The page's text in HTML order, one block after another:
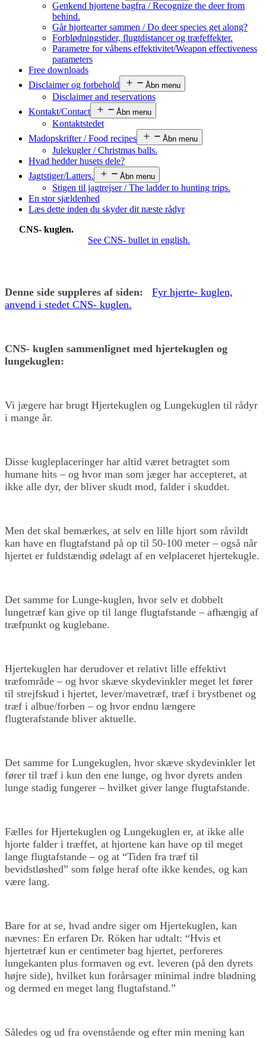
Genkend hjortene bagfra / Recognize the deer from
behind.
Går hjortearter sammen / Do deer species get along?
Forblødningstider, flugtdistancer og træfeffekter.
Parametre for våbens effektivitet/Weapon effectiveness
parameters
Free downloads
Disclaimer og forbehold
Åbn menu
Disclaimer and reservations
Kontakt/Contact
Åbn menu
Kontaktstedet
Madopskrifter / Food recipes
Åbn menu
Julekugler / Christmas balls.
Hvad hedder husets dele?
Jagtstiger/Latters.
Åbn menu
Stigen til jagtrejser / The ladder to hunting trips.
En stor sjældenhed
Læs dette inden du skyder dit næste rådyr
CNS- kuglen.
See CNS- bullet in english.
Denne side suppleres af siden:
Fyr hjerte- kuglen,
anvend i stedet CNS- kuglen.
CNS- kuglen sammenlignet med hjertekuglen og
lungekuglen:
Vi jægere har brugt Hjertekuglen og Lungekuglen til rådyr
i mange år.
Disse kugleplaceringer har altid været betragtet som
humane hits – og hvor man som jæger har accepteret, at
ikke alle dyr, der bliver skudt mod, falder i skuddet.
Men det skal bemærkes, at selv en lille hjort som råvildt
kan have en flugtafstand på op til 50-100 meter – også når
hjertet er fuldstændig ødelagt af en velplaceret hjertekugle.
Det samme for Lunge-kuglen, hvor selv et dobbelt
lungetræf kan give op til lange flugtafstande – afhængig af
træfpunkt og kuglebane.
Hjertekuglen har derudover et relativt lille effektivt
træfområde – og hvor skæve skydevinkler meget let fører
til strejfskud i hjertet, lever/mavetræf, træf i brystbenet og
træf i albue/forben – og hvor endnu længere
flugterafstande bliver aktuelle.
Det samme for Lungekuglen, hvor skæve skydevinkler let
fører til træf i kun den ene lunge, og hvor dyrets anden
lunge stadig fungerer – hvilket giver lange flugtafstande.
Fælles for Hjertekuglen og Lungekuglen er, at ikke alle
hjorte falder i træffet, at hjortene kan have op til meget
lange flugtafstande – og at “Tiden fra træf til
bevidstløshed” som følge heraf ofte ikke kendes, og kan
være lang.
Bare for at se, hvad andre siger om Hjertekuglen, kan
nævnes: En erfaren Dr. Röken har udtalt: “Hvis et
hjertetræf kun er centimeter bag hjertet, perforeres
lungekanten plus formaven og evt. leveren (på den dyrets
højre side), hvilket kun forårsager minimal indre blødning
og dermed en meget lang flugtafstand.”
Således og ud fra ovenstående og efter min mening kan